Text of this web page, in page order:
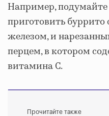
Например,
приготовить буррито
железом, и
перцем, в котором
витамина С.
Прочитайте также